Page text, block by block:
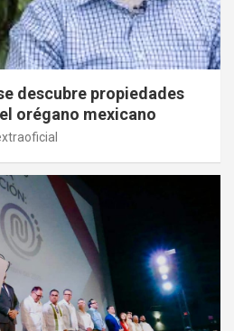
descubre propiedades
orégano mexicano